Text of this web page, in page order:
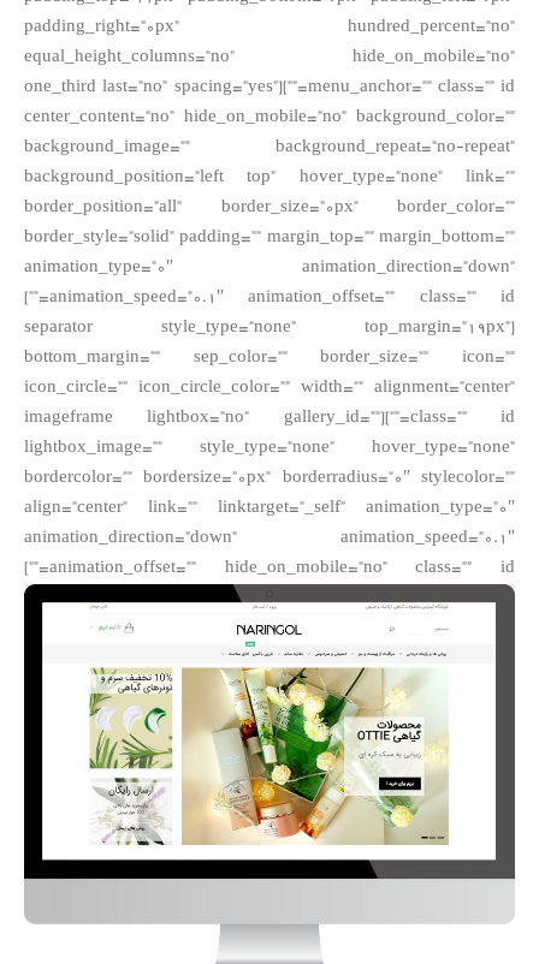
padding_right=”0px” hundred_percent=”no”
equal_height_columns=”no” hide_on_mobile=”no”
menu_anchor=”” class=”” id=””][one_third last=”no” spacing=”yes”
center_content=”no” hide_on_mobile=”no” background_color=””
background_image=”” background_repeat=”no-repeat”
background_position=”left top” hover_type=”none” link=””
border_position=”all” border_size=”0px” border_color=””
border_style=”solid” padding=”” margin_top=”” margin_bottom=””
animation_type=”0″ animation_direction=”down”
animation_speed=”0.1″ animation_offset=”” class=”” id=””]
[separator style_type=”none” top_margin=”19px”
bottom_margin=”” sep_color=”” border_size=”” icon=””
icon_circle=”” icon_circle_color=”” width=”” alignment=”center”
class=”” id=””][imageframe lightbox=”no” gallery_id=””
lightbox_image=”” style_type=”none” hover_type=”none”
bordercolor=”” bordersize=”0px” borderradius=”0″ stylecolor=””
align=”center” link=”” linktarget=”_self” animation_type=”0″
animation_direction=”down” animation_speed=”0.1″
animation_offset=”” hide_on_mobile=”no” class=”” id=””]